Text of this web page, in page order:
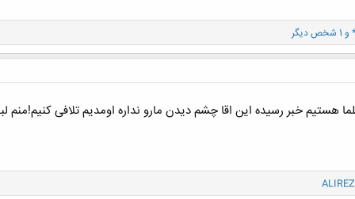
و 1 شخص دیگر
هستیم خبر رسیده این اقا چشم دیدن مارو نداره اومدیم تلافی کنیم!منم